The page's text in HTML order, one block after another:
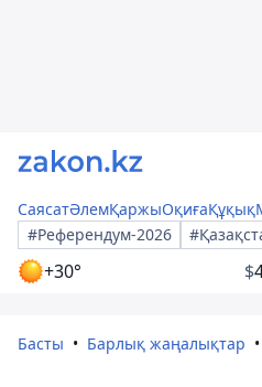
СаясатӘлемҚаржыОқиғаҚұқық
#Референдум-2026
+30° $
Басты Барлық жаңалықтар